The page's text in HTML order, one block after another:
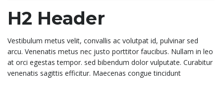
H2 Header
Vestibulum metus velit, convallis ac volutpat id, pulvinar sed
arcu. Venenatis metus nec justo porttitor faucibus. Nullam in leo
at orci egestas tempor. sed bibendum dolor vulputate. Curabitur
venenatis sagittis efficitur. Maecenas congue tincidunt